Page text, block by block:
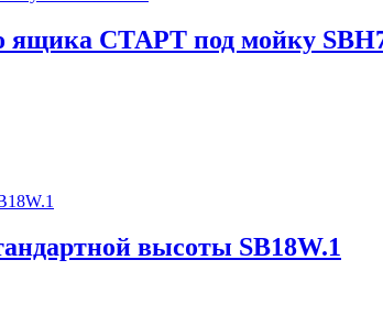
ящика СТАРТ под мойку
высоты SB18W.1